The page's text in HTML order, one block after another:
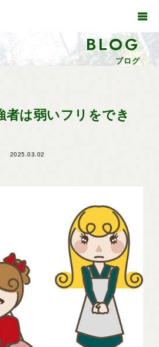
BLOG
ブログ
者は弱いフリをでき
2025.03.02